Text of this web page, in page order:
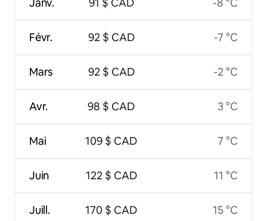
Févr.
Mars
Avr.
Mai
Juin
Juill.
92 $ CAD
92 $ CAD
98 $ CAD
109 $ CAD
122 $ CAD
170 $ CAD
-7 °C
-2 °C
3 °C
7 °C
11 °C
15 °C